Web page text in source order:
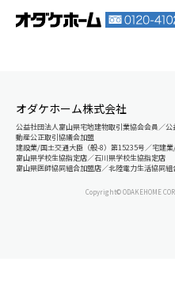
オダケホーム株式会社
公益社団法人富山県宅地建物取引業協会会員／
動産公正取引協議会加盟
建設業/国土交通大臣（般-8）第15235号／宅建
富山県学校生協指定店／石川県学校生協指定店
富山県医師協同組合加盟店／北陸電力生活協同組
Copyright© ODAKEHOME